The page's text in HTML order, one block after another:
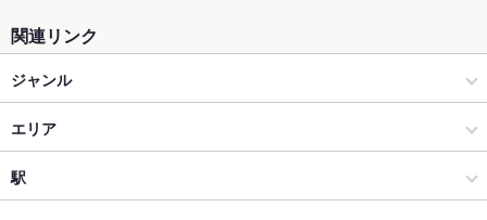
関連リンク
ジャンル
バー・カクテル
バー・カクテル
エリア
四谷三丁目
駅